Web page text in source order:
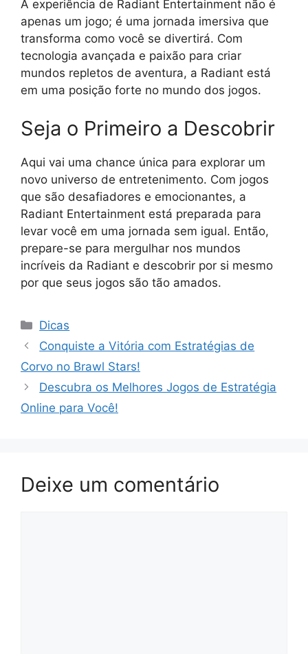
A experiência de Radiant Entertainment não é
apenas um jogo; é uma jornada imersiva que
transforma como você se divertirá. Com
tecnologia avançada e paixão para criar
mundos repletos de aventura, a Radiant está
em uma posição forte no mundo dos jogos.
Seja o Primeiro a Descobrir
Aqui vai uma chance única para explorar um
novo universo de entretenimento. Com jogos
que são desafiadores e emocionantes, a
Radiant Entertainment está preparada para
levar você em uma jornada sem igual. Então,
prepare-se para mergulhar nos mundos
incríveis da Radiant e descobrir por si mesmo
por que seus jogos são tão amados.
Categorias
Dicas
Conquiste a Vitória com Estratégias de
Corvo no Brawl Stars!
Descubra os Melhores Jogos de Estratégia
Online para Você!
Deixe um comentário